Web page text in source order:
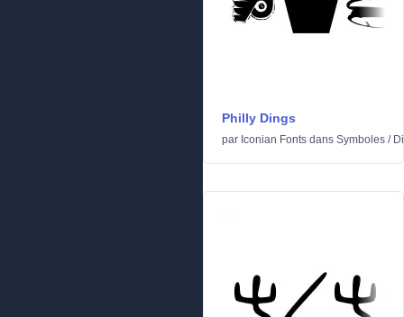
Philly Dings
par Iconian Fonts dans Symboles /